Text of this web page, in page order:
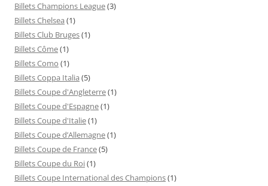
Billets Champions League(3)
Billets Chelsea (1)
Billets Club Bruges(1)
Billets Côme(1)
Billets Como (1)
Billets Coppa Italia (5)
Billets Coupe d'Angleterre(1)
Billets Coupe d'Espagne(1)
Billets Coupe d'Italie(1)
Billets Coupe d’Allemagne(1)
Billets Coupe de France(5)
Billets Coupe du Roi(1)
Billets Coupe International des Champions(1)